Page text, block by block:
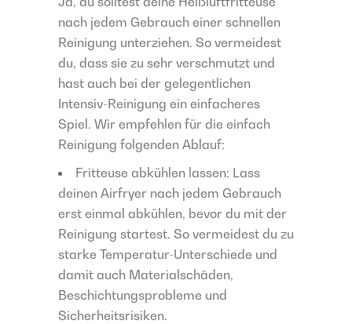
nach jedem Gebrauch einer schnellen
Reinigung unterziehen. So vermeidest
du, dass sie zu sehr verschmutzt und
hast auch bei der gelegentlichen
Intensiv-Reinigung ein einfacheres
Spiel. Wir empfehlen für die einfach
Reinigung folgenden Ablauf:
Fritteuse abkühlen lassen: Lass
deinen Airfryer nach jedem Gebrauch
erst einmal abkühlen, bevor du mit der
Reinigung startest. So vermeidest du zu
starke Temperatur-Unterschiede und
damit auch Materialschäden,
Beschichtungsprobleme und
Sicherheitsrisiken.